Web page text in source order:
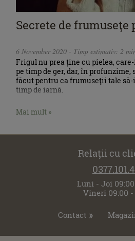
Secrete de frumuseţe
6 November 2020 - Timp estimativ: 2
Frigul nu prea ține cu pielea,
pe timp de ger, dar, în profunzime,
făcut pentru ca frumuseţii tale să-
timp de iarnă.
Mai mult »
Relaţii cu
Luni - Joi 09:00
Vineri 09:00 -
Contact